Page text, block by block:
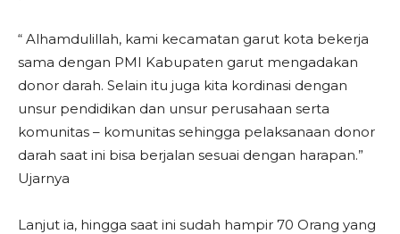
“ Alhamdulillah, kami kecamatan garut kota bekerja
sama dengan PMI Kabupaten garut mengadakan
donor darah. Selain itu juga kita kordinasi dengan
unsur pendidikan dan unsur perusahaan serta
komunitas – komunitas sehingga pelaksanaan donor
darah saat ini bisa berjalan sesuai dengan harapan.”
Ujarnya
Lanjut ia, hingga saat ini sudah hampir 70 Orang yang